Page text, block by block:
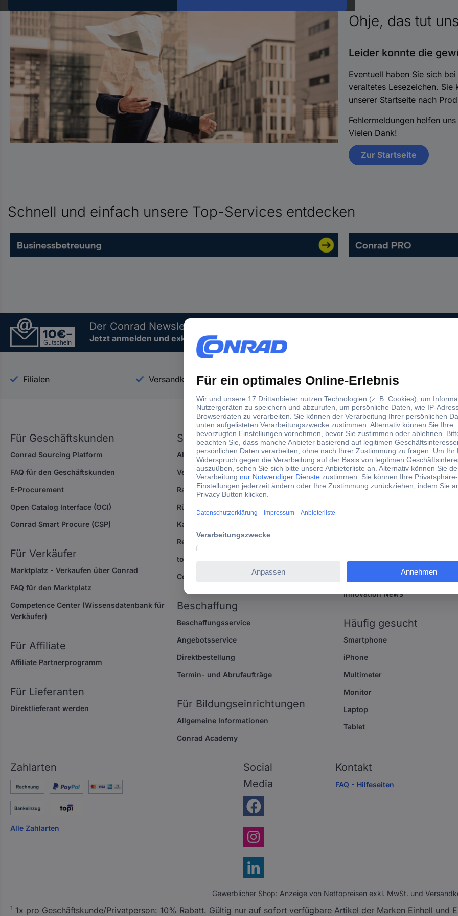
Teile-
Nr.
ein
Ohje, das tut
Leider konnte die
Eventuell haben Sie sich
veraltetes Lesezeichen.
unserer Startseite nach
Fehlermeldungen helfen
Vielen Dank!
Zur Startseite
Schnell und einfach unsere Top-Services entdecken
Der Conrad Newsletter
Jetzt anmelden und exklusive Aktionen, aktuelle News und Angebote immer zuerst
Filialen Versandkostenfrei ab 100,00 € zzgl. MwSt. **
Für Geschäftskunden
Conrad Sourcing Platform
FAQ für den Geschäftskunden
E-Procurement
Open Catalog Interface (OCI)
Conrad Smart Procure (CSP)
Für Verkäufer
Marktplatz - Verkaufen über Conrad
FAQ für den Marktplatz
Competence Center (Wissensdatenbank für
Verkäufer)
Für Affiliate
Affiliate Partnerprogramm
Für Lieferanten
Direktlieferant werden
Service
Alle Services
Versandinformationen
Ratgeber
Rückgabe / Retoure
Kalibrierservice
Reparaturservice
topi-Technik mieten
Conrad PRO
Beschaffung
Beschaffungsservice
Angebotsservice
Direktbestellung
Termin- und Abrufaufträge
Für Bildungseinrichtungen
Allgemeine Informationen
Conrad Academy
Conrad erleben
Filialen
Kataloge
Newsletter
Aktuelle Vorteilsaktionen
Innovation News
Häufig gesucht
Smartphone
iPhone
Multimeter
Monitor
Laptop
Tablet
Zahlarten
Alle Zahlarten
Social
Media
Kontakt
FAQ - Hilfeseiten
Gewerblicher Shop: Anzeige von Nettopreisen exkl. MwSt. und
A1 1x pro Geschäftskunde/Privatperson: 10% Rabatt. Gültig nur auf sofort verfügbare Artikel der Marken Einhell und